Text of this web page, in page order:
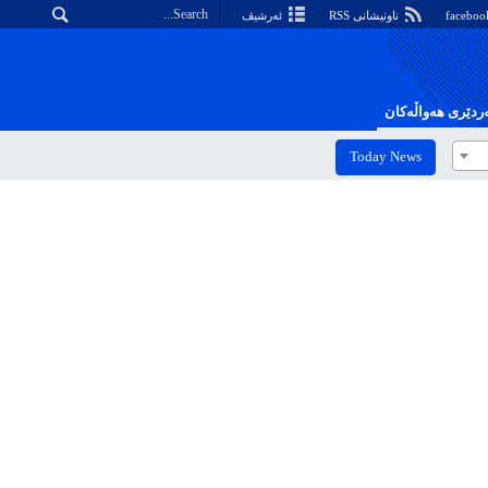
ناونیشانی RSS ئەرشیڤ
هەواڵەکان
Today News